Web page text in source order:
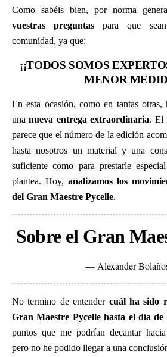
Como sabéis bien, por norma
vuestras preguntas para que
comunidad, ya que:
¡¡TODOS SOMOS
MENOR
En esta ocasión, como en tantas otras,
unanueva entrega extraordinaria. El
parece que el número de la edición
hasta nosotros un material y una
suficiente como para prestarle
plantea. Hoy, analizamos los
del Gran Maestre Pycelle.
Sobre el Gran
— Alexander
No termino de entender cuál ha sido
Gran Maestre Pycelle hasta el día de
puntos que me podrían decantar
pero no he podido llegar a una